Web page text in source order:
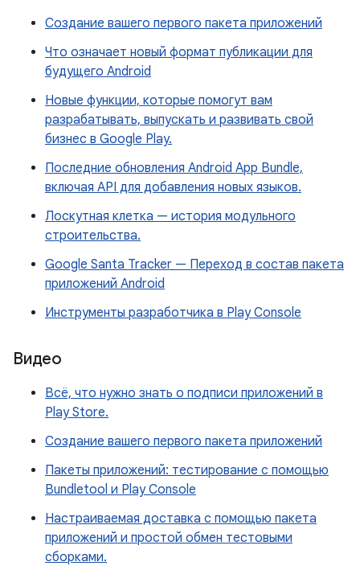
Создание вашего первого пакета приложений
Что означает новый формат публикации для
будущего Android
Новые функции, которые помогут вам
разрабатывать, выпускать и развивать свой
бизнес в Google Play.
Последние обновления Android App Bundle,
включая API для добавления новых языков.
Лоскутная клетка — история модульного
строительства.
Google Santa Tracker — Переход в состав пакета
приложений Android
Инструменты разработчика в Play Console
Видео
Всё, что нужно знать о подписи приложений в
Play Store.
Создание вашего первого пакета приложений
Пакеты приложений: тестирование с помощью
Bundletool и Play Console
Настраиваемая доставка с помощью пакета
приложений и простой обмен тестовыми
сборками.